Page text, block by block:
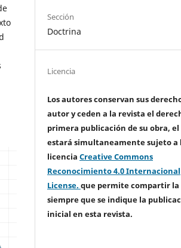
Sección
Doctrina
Licencia
Los autores conservan sus
autor y ceden a la revista el
primera publicación de su obra, el
estará simultaneamente sujeto a
licenciaCreative Commons
Reconocimiento 4.0 Internacional
License.que permite compartir la
siempre que se indique la
inicial en esta revista.